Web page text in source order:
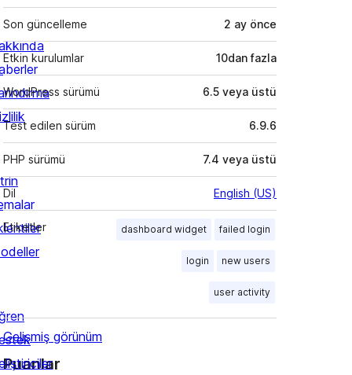
Son güncelleme 2 ay önce
Etkin kurulumlar 10dan fazla
WordPress sürümü 6.5 veya üstü
Test edilen sürüm 6.9.6
PHP sürümü 7.4 veya üstü
Dil English (US)
Etiketler dashboard widget failed login
login new users
user activity
Gelişmiş görünüm
Puanlar